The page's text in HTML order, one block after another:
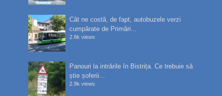
Cât ne costă, de fapt, autobuzele verzi
cumpărate de Primări...
2.8k views
Panouri la intrările în Bistrița. Ce trebuie să
știe șoferii...
2.9k views